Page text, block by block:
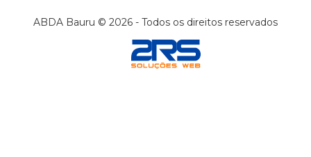
ABDA Bauru © 2026 - Todos os direitos reservados